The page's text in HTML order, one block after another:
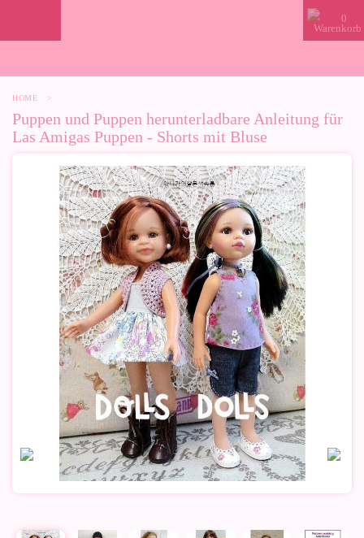
0
HOME >
Puppen und Puppen herunterladbare Anleitung für
Las Amigas Puppen - Shorts mit Bluse